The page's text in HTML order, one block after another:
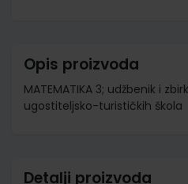
Opis proizvoda
MATEMATIKA 3; udžbenik i
ugostiteljsko-turističkih škola
Detalji proizvoda